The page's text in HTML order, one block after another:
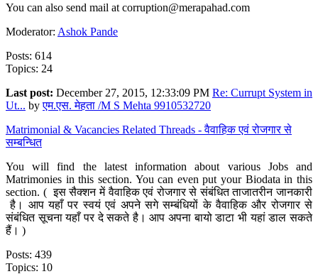
You can also send mail at corruption@merapahad.com
Moderator: Ashok Pande
Posts: 614
Topics: 24
Last post: December 27, 2015, 12:33:09 PM Re: Currupt System in
Ut... byएम.एस. मेहता /M S Mehta 9910532720
Matrimonial & Vacancies Related Threads - वैवाहिक एवं रोजगार से
सम्बन्धित
You will find the latest information about various Jobs and
Matrimonies in this section. You can even put your Biodata in this
section. ( इस सैक्शन में वैवाहिक एवं रोजगार से संबंधित ताजातरीन जानकारी
है। आप यहाँ पर स्वयं एवं अपने सगे सम्बंधियों के वैवाहिक और रोजगार से
संबंधित सूचना यहाँ पर दे सकते है। आप अपना बायो डाटा भी यहां डाल सकते
हैं। )
Posts: 439
Topics: 10